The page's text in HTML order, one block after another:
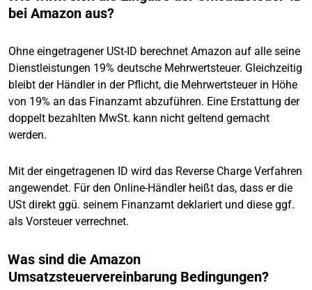
bei Amazon aus?
Ohne eingetragener USt-ID berechnet Amazon auf alle seine
Dienstleistungen 19% deutsche Mehrwertsteuer. Gleichzeitig
bleibt der Händler in der Pflicht, die Mehrwertsteuer in Höhe
von 19% an das Finanzamt abzuführen. Eine Erstattung der
doppelt bezahlten MwSt. kann nicht geltend gemacht
werden.
Mit der eingetragenen ID wird das Reverse Charge Verfahren
angewendet. Für den Online-Händler heißt das, dass er die
USt direkt ggü. seinem Finanzamt deklariert und diese ggf.
als Vorsteuer verrechnet.
Was sind die Amazon
Umsatzsteuervereinbarung Bedingungen?